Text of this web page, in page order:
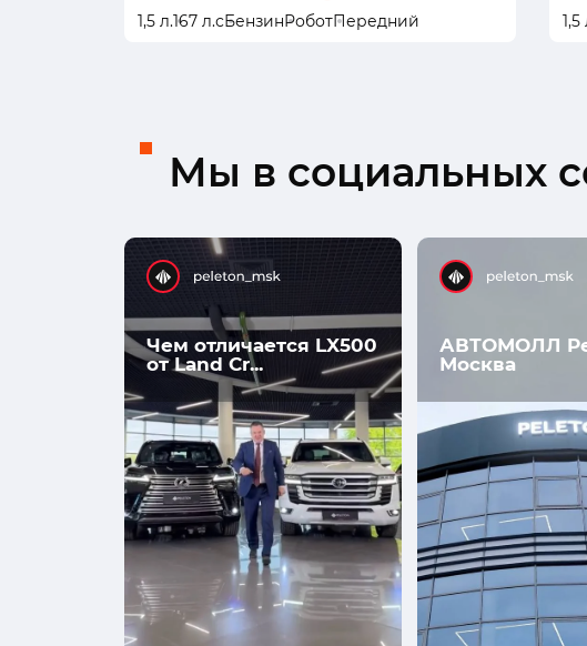
1,5 л.167 л.сБензинРоботПередний 1,5
Мы в социальных
Чем отличается LX500
от Land Cr...
АВТОМОЛЛ
Москва